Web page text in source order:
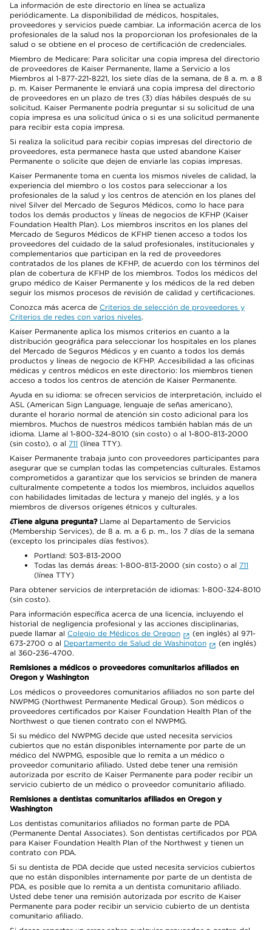
La información de este directorio en línea se actualiza
periódicamente. La disponibilidad de médicos, hospitales,
proveedores y servicios puede cambiar. La información acerca de los
profesionales de la salud nos la proporcionan los profesionales de la
salud o se obtiene en el proceso de certificación de credenciales.
Miembro de Medicare: Para solicitar una copia impresa del directorio
de proveedores de Kaiser Permanente, llame a Servicio a los
Miembros al 1-877-221-8221, los siete días de la semana, de 8 a. m. a 8
p. m. Kaiser Permanente le enviará una copia impresa del directorio
de proveedores en un plazo de tres (3) días hábiles después de su
solicitud. Kaiser Permanente podría preguntar si su solicitud de una
copia impresa es una solicitud única o si es una solicitud permanente
para recibir esta copia impresa.
Si realiza la solicitud para recibir copias impresas del directorio de
proveedores, esta permanece hasta que usted abandone Kaiser
Permanente o solicite que dejen de enviarle las copias impresas.
Kaiser Permanente toma en cuenta los mismos niveles de calidad, la
experiencia del miembro o los costos para seleccionar a los
profesionales de la salud y los centros de atención en los planes del
nivel Silver del Mercado de Seguros Médicos, como lo hace para
todos los demás productos y líneas de negocios de KFHP (Kaiser
Foundation Health Plan). Los miembros inscritos en los planes del
Mercado de Seguros Médicos de KFHP tienen acceso a todos los
proveedores del cuidado de la salud profesionales, institucionales y
complementarios que participan en la red de proveedores
contratados de los planes de KFHP, de acuerdo con los términos del
plan de cobertura de KFHP de los miembros. Todos los médicos del
grupo médico de Kaiser Permanente y los médicos de la red deben
seguir los mismos procesos de revisión de calidad y certificaciones.
Conozca más acerca de Criterios de selección de proveedores y
Criterios de redes con varios niveles.
Kaiser Permanente aplica los mismos criterios en cuanto a la
distribución geográfica para seleccionar los hospitales en los planes
del Mercado de Seguros Médicos y en cuanto a todos los demás
productos y líneas de negocio de KFHP. Accesibilidad a las oficinas
médicas y centros médicos en este directorio: los miembros tienen
acceso a todos los centros de atención de Kaiser Permanente.
Ayuda en su idioma: se ofrecen servicios de interpretación, incluido el
ASL (American Sign Language, lenguaje de señas americano),
durante el horario normal de atención sin costo adicional para los
miembros. Muchos de nuestros médicos también hablan más de un
idioma. Llame al 1-800-324-8010 (sin costo) o al 1-800-813-2000
(sin costo), o al 711 (línea TTY).
Kaiser Permanente trabaja junto con proveedores participantes para
asegurar que se cumplan todas las competencias culturales. Estamos
comprometidos a garantizar que los servicios se brinden de manera
culturalmente competente a todos los miembros, incluidos aquellos
con habilidades limitadas de lectura y manejo del inglés, y a los
miembros de diversos orígenes étnicos y culturales.
¿Tiene alguna pregunta?Llame al Departamento de Servicios
(Membership Services), de 8 a. m. a 6 p. m., los 7 días de la semana
(excepto los principales días festivos).
Portland: 503-813-2000
Todas las demás áreas: 1-800-813-2000 (sin costo) o al 711
(línea TTY)
Para obtener servicios de interpretación de idiomas: 1-800-324-8010
(sin costo).
Para información específica acerca de una licencia, incluyendo el
historial de negligencia profesional y las acciones disciplinarias,
puede llamar al Colegio de Médicos de Oregon
(en inglés) al 971-
673-2700 o al Departamento de Salud de Washington
(en inglés)
al 360-236-4700.
Remisiones a médicos o proveedores comunitarios afiliados en
Oregon y Washington
Los médicos o proveedores comunitarios afiliados no son parte del
NWPMG (Northwest Permanente Medical Group). Son médicos o
proveedores certificados por Kaiser Foundation Health Plan of the
Northwest o que tienen contrato con el NWPMG.
Si su médico del NWPMG decide que usted necesita servicios
cubiertos que no están disponibles internamente por parte de un
médico del NWPMG, esposible que lo remita a un médico o
proveedor comunitario afiliado. Usted debe tener una remisión
autorizada por escrito de Kaiser Permanente para poder recibir un
servicio cubierto de un médico o proveedor comunitario afiliado.
Remisiones a dentistas comunitarios afiliados en Oregon y
Washington
Los dentistas comunitarios afiliados no forman parte de PDA
(Permanente Dental Associates). Son dentistas certificados por PDA
para Kaiser Foundation Health Plan of the Northwest y tienen un
contrato con PDA.
Si su dentista de PDA decide que usted necesita servicios cubiertos
que no están disponibles internamente por parte de un dentista de
PDA, es posible que lo remita a un dentista comunitario afiliado.
Usted debe tener una remisión autorizada por escrito de Kaiser
Permanente para poder recibir un servicio cubierto de un dentista
comunitario afiliado.